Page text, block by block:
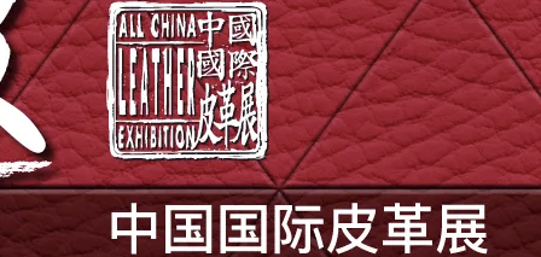
ACLE
2026上海合成革展会 2026中国国际皮革展
2026中国国际皮革展
ACLE
2026中国国际皮革展